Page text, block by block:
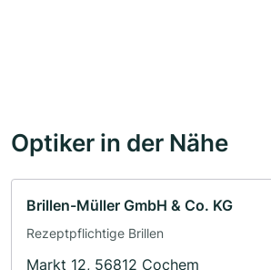
Optiker in der Nähe
Brillen-Müller GmbH & Co. KG
Rezeptpflichtige Brillen
Markt 12, 56812 Cochem